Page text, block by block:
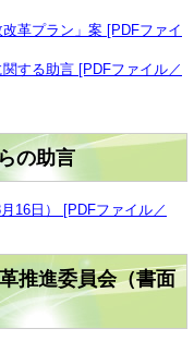
革プラン」案 [PDFファイ
する助言 [PDFファイル／
の助言
16日） [PDFファイル／
推進委員会（書面